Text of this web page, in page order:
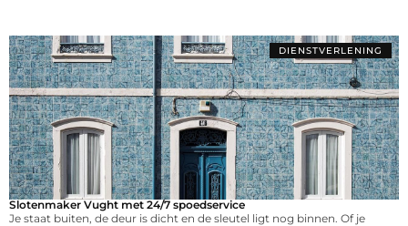
DIENSTVERLENING
Slotenmaker Vught met 24/7 spoedservice
Je staat buiten, de deur is dicht en de sleutel ligt nog binnen. Of je